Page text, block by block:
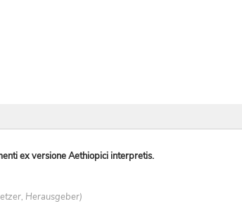
ex versione Aethiopici interpretis.
Herausgeber)